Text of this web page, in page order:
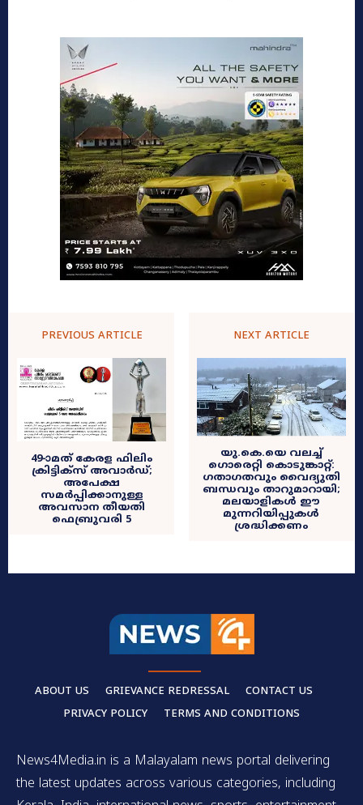
PREVIOUS ARTICLE
49-ാമത് കേരള ഫിലിം
ക്രിട്ടിക്‌സ് അവാര്‍ഡ്;
അപേക്ഷ
സമര്‍പ്പിക്കാനുള്ള
അവസാന തീയതി
ഫെബ്രുവരി 5
NEXT ARTICLE
യു.കെ.യെ വലച്ച്
ഗൊരെറ്റി കൊടുങ്കാറ്റ്:
ഗതാഗതവും വൈദ്യുതി
ബന്ധവും താറുമാറായി;
മലയാളികൾ ഈ
മുന്നറിയിപ്പുകൾ
ശ്രദ്ധിക്കണം
ABOUT US GRIEVANCE REDRESSAL
CONTACT US
PRIVACY POLICY
TERMS AND CONDITIONS
News4Media.in is a Malayalam news portal delivering
the latest updates across various categories, including